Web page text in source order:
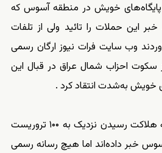
پایگاه‌های خویش در منطقه آسوس که
خبر این حملات را تائید ولی از تلفات
وب سایت فرات نیوز ارگان رسمی
احزاب شمال عراق در قبال این
خویش به‌شدت انتقاد کرد .
برخی منابع غیررسمی از به هلاکت رسیدن نزدیک به ۱۰۰ تروریست
خبر داده‌اند اما هیچ رسانه رسمی